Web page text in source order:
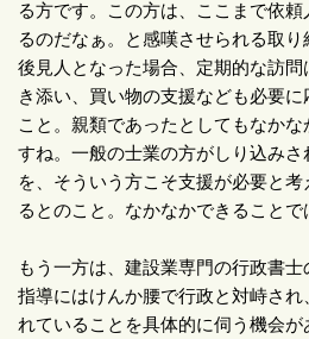
る方です。この方は、ここまで依
るのだなぁ。と感嘆させられる取り
後見人となった場合、定期的な訪
き添い、買い物の支援なども必要
こと。親類であったとしてもなか
すね。一般の士業の方がしり込み
を、そういう方こそ支援が必要と
るとのこと。なかなかできることで
もう一方は、建設業専門の行政書
指導にはけんか腰で行政と対峙され
れていることを具体的に伺う機会